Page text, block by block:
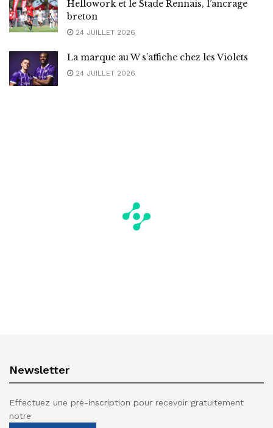
Hellowork et le Stade Rennais, l’ancrage
breton
24 JUILLET 2026
La marque au W s’affiche chez les Violets
24 JUILLET 2026
Newsletter
Effectuez une pré-inscription pour recevoir gratuitement
notre